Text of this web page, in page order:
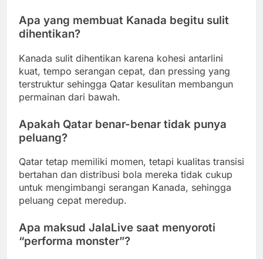
Apa yang membuat Kanada begitu sulit
dihentikan?
Kanada sulit dihentikan karena kohesi antarlini
kuat, tempo serangan cepat, dan pressing yang
terstruktur sehingga Qatar kesulitan membangun
permainan dari bawah.
Apakah Qatar benar-benar tidak punya
peluang?
Qatar tetap memiliki momen, tetapi kualitas transisi
bertahan dan distribusi bola mereka tidak cukup
untuk mengimbangi serangan Kanada, sehingga
peluang cepat meredup.
Apa maksud JalaLive saat menyoroti
“performa monster”?